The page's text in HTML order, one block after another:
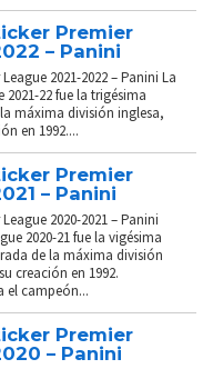
Premier
– Panini
2021-2022 – Panini La
2021-22 fue la trigésima
máxima división inglesa,
en 1992....
Premier
– Panini
2020-2021 – Panini
2020-21 fue la vigésima
de la máxima división
creación en 1992.
el campeón...
Premier
– Panini